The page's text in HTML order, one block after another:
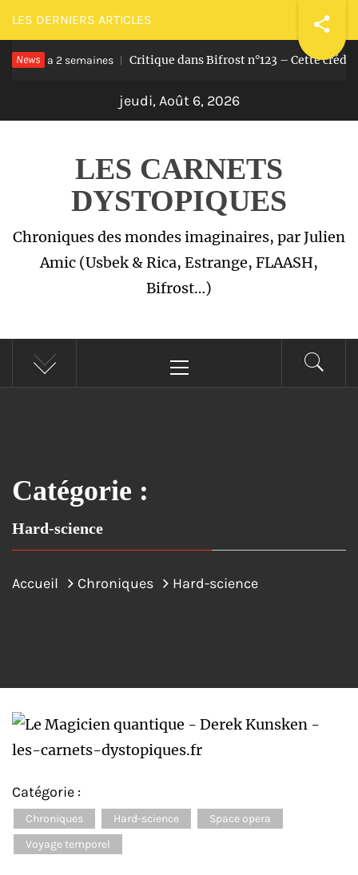
Passer
au
contenu
LES DERNIERS ARTICLES
News
Il y a 2 semaines Critique dans Bifrost n°123 – Cette crédille
jeudi, Août 6, 2026
LES CARNETS
DYSTOPIQUES
Chroniques des mondes imaginaires, par Julien
Amic (Usbek & Rica, Estrange, FLAASH,
Bifrost…)
principal
Catégorie :
Hard-science
Accueil Chroniques Hard-science
Catégorie :
Chroniques Hard-science
Space opera
Voyage temporel